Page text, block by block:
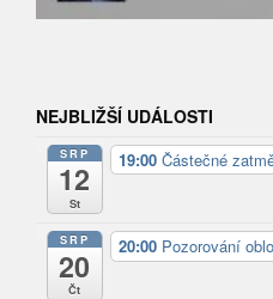
NEJBLIŽŠÍ UDÁLOSTI
SRP
12
St
19:00 Částečné
SRP
20
Čt
20:00 Pozorování